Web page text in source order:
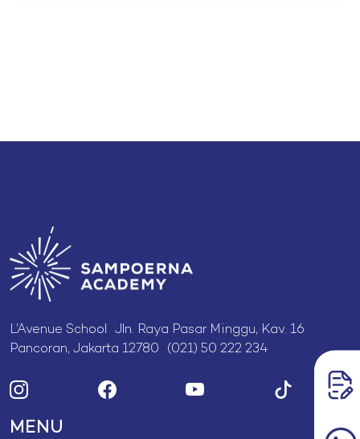
L’Avenue School Jln. Raya Pasar Minggu, Kav. 16
Pancoran, Jakarta 12780 (021) 50 222 234
MENU